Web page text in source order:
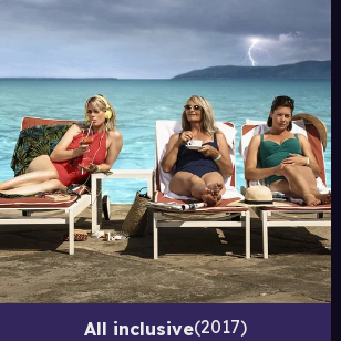
All inclusive 2017